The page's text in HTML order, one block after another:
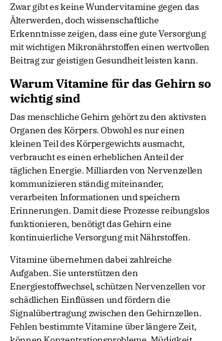
Zwar gibt es keine Wundervitamine gegen das
Älterwerden, doch wissenschaftliche
Erkenntnisse zeigen, dass eine gute Versorgung
mit wichtigen Mikronährstoffen einen wertvollen
Beitrag zur geistigen Gesundheit leisten kann.
Warum Vitamine für das Gehirn so
wichtig sind
Das menschliche Gehirn gehört zu den aktivsten
Organen des Körpers. Obwohl es nur einen
kleinen Teil des Körpergewichts ausmacht,
verbraucht es einen erheblichen Anteil der
täglichen Energie. Milliarden von Nervenzellen
kommunizieren ständig miteinander,
verarbeiten Informationen und speichern
Erinnerungen. Damit diese Prozesse reibungslos
funktionieren, benötigt das Gehirn eine
kontinuierliche Versorgung mit Nährstoffen.
Vitamine übernehmen dabei zahlreiche
Aufgaben. Sie unterstützen den
Energiestoffwechsel, schützen Nervenzellen vor
schädlichen Einflüssen und fördern die
Signalübertragung zwischen den Gehirnzellen.
Fehlen bestimmte Vitamine über längere Zeit,